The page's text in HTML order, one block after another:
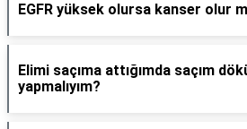
EGFR yüksek olursa kanser olur
Elimi saçıma attığımda saçım
yapmalıyım?